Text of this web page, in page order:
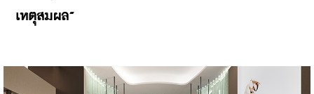
เหตุสมผล”